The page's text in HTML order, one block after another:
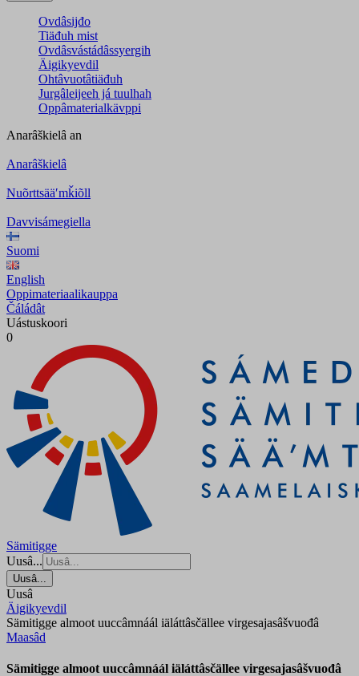
Ovdâsijđo
Tiäđuh mist
Ovdâsvástádâssyergih
Äigikyevdil
Ohtâvuotâtiäđuh
Jurgâleijeeh já tuulhah
Oppâmaterialkävppi
Anarâškielâ an
Anarâškielâ
Nuõrttsääʹmǩiõll
Davvisámegiella
Suomi
English
Oppimateriaalikauppa
Čáládât
Uástuskoori
0
Sämitigge
Uusâ...
Uusâ...
Uusâ
Äigikyevdil
Sämitigge almoot uuccâmnáál iäláttâsčällee virgesajasâšvuođâ
Maasâd
Sämitigge almoot uuccâmnáál iäláttâsčällee virgesajasâšvuođâ